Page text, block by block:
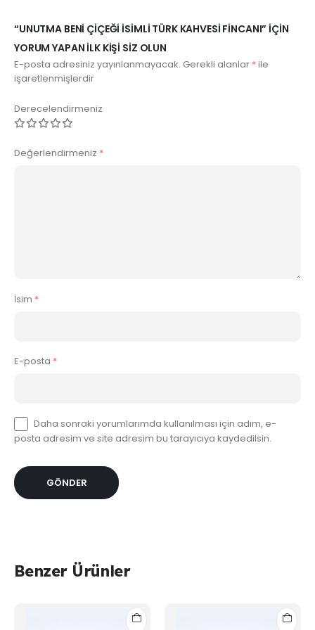
“UNUTMA BENI ÇIÇEĞI İSIMLI TÜRK KAHVESI FINCANI” IÇIN
YORUM YAPAN ILK KIŞI SIZ OLUN
E-posta adresiniz yayınlanmayacak. Gerekli alanlar *ile
işaretlenmişlerdir
Derecelendirmeniz
Değerlendirmeniz *
İsim *
E-posta *
Daha sonraki yorumlarımda kullanılması için adım, e-
posta adresim ve site adresim bu tarayıcıya kaydedilsin.
Benzer Ürünler